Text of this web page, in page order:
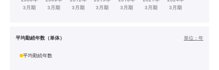
平均勤続年数（単体） 単位： 年
平均勤続年数